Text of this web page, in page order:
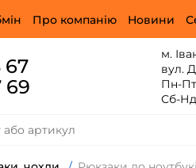
Про компанію Новини
67
69
м.
вул.
Пн-
Сб-